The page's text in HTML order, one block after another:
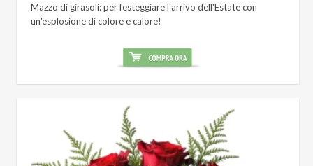
Mazzo di girasoli: per festeggiare l'arrivo dell'Estate con
un'esplosione di colore e calore!